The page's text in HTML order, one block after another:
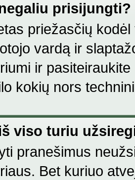
prisijungti?
priežasčių
vardą ir
ir
kokių nors
viso turiu
pranešimus
Bet kuriuo